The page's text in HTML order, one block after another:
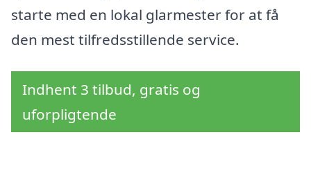
starte med en lokal glarmester for at få
den mest tilfredsstillende service.
Indhent 3 tilbud, gratis og
uforpligtende